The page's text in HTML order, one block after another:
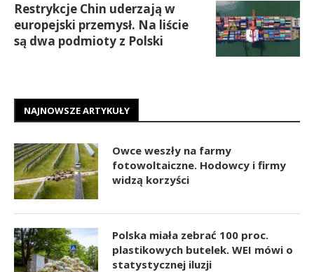
Restrykcje Chin uderzają w
europejski przemysł. Na liście
są dwa podmioty z Polski
NAJNOWSZE ARTYKUŁY
Owce weszły na farmy
fotowoltaiczne. Hodowcy i firmy
widzą korzyści
Polska miała zebrać 100 proc.
plastikowych butelek. WEI mówi o
statystycznej iluzji